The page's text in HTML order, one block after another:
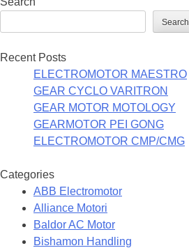
Search
Recent Posts
ELECTROMOTOR MAESTRO
GEAR CYCLO VARITRON
GEAR MOTOR MOTOLOGY
GEARMOTOR PEI GONG
ELECTROMOTOR CMP/CMG
Categories
ABB Electromotor
Alliance Motori
Baldor AC Motor
Bishamon Handling